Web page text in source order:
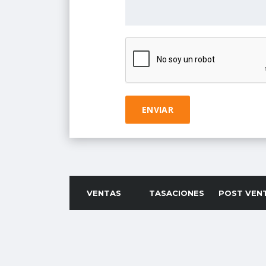
VENTAS TASACIONES POST